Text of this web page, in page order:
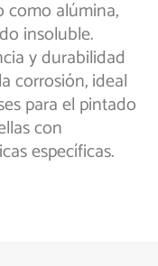
alúmina,
insoluble.
y durabilidad
corrosión, ideal
para el pintado
con
específicas.